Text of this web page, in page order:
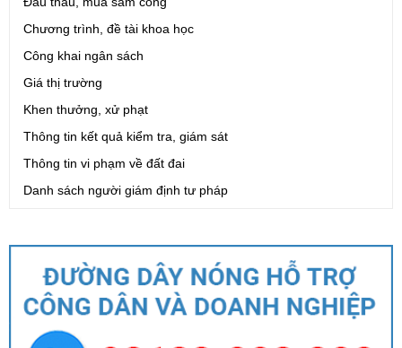
Chương trình, đề tài khoa học
Công khai ngân sách
Giá thị trường
Khen thưởng, xử phạt
Thông tin kết quả kiểm tra, giám sát
Thông tin vi phạm về đất đai
Danh sách người giám định tư pháp